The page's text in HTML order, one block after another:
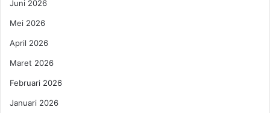
M
F
I
o
n
a
i
n
g
i
p
Juni 2026
Mei 2026
April 2026
Maret 2026
Februari 2026
Januari 2026